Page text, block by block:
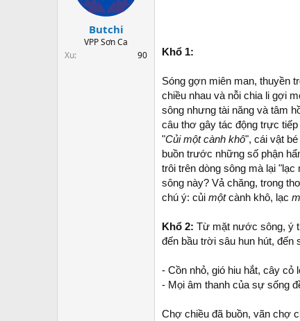
t
i
Butchi
VPP Sơn Ca
Xu
90 Khổ 1:
Sóng gợn miên man, thuyền
chiều nhau và nỗi chia li gợi
sông nhưng tài năng và tâm
câu thơ gây tác động trực
"Củi một cành khô", cái vật
buồn trước những số phận
trôi trên dòng sông mà lại
sông này? Vả chăng, trong
chú ý: củi mộtcành khô, lạc
Khổ 2: Từ mặt nước sông, ý
đến bầu trời sâu hun hút,
- Cồn nhỏ, gió hiu hắt, cây cỏ
- Mọi âm thanh của sự sống
Chợ chiều đã buồn, vãn chợ